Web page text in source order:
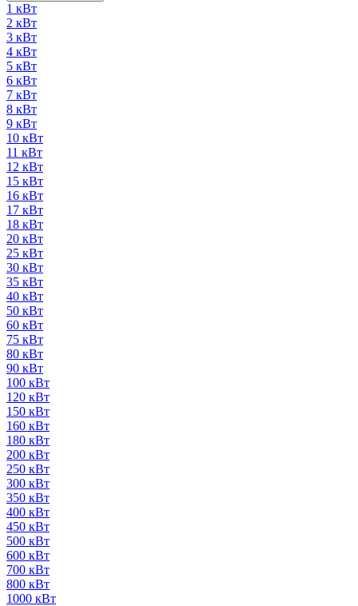
1 кВт
2 кВт
3 кВт
4 кВт
5 кВт
6 кВт
7 кВт
8 кВт
9 кВт
10 кВт
11 кВт
12 кВт
15 кВт
16 кВт
17 кВт
18 кВт
20 кВт
25 кВт
30 кВт
35 кВт
40 кВт
50 кВт
60 кВт
75 кВт
80 кВт
90 кВт
100 кВт
120 кВт
150 кВт
160 кВт
180 кВт
200 кВт
250 кВт
300 кВт
350 кВт
400 кВт
450 кВт
500 кВт
600 кВт
700 кВт
800 кВт
1000 кВт